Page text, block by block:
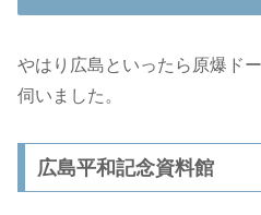
やはり広島といったら原爆ド
伺いました。
広島平和記念資料館